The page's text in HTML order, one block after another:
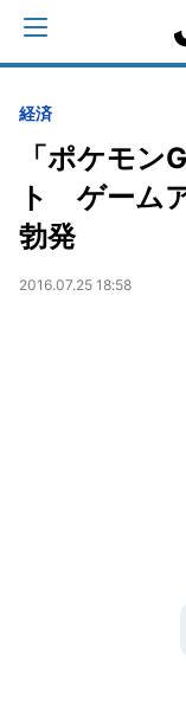
経済
「ポケモン
ト ゲーム
勃発
2016.07.25 18:58